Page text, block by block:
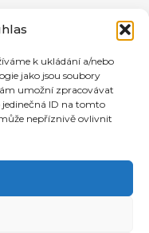
k ukládání a/nebo
jako jsou soubory
umožní zpracovávat
jedinečná ID na tomto
nepříznivě ovlivnit